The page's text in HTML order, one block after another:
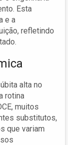
Esta
e a
refletindo
alta no
rotina
muitos
substitutos,
que variam